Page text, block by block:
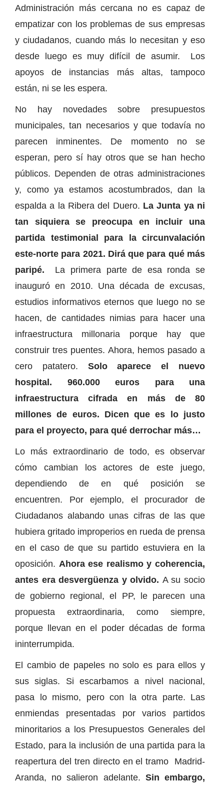
Administración más cercana no es capaz de
empatizar con los problemas de sus empresas
y ciudadanos, cuando más lo necesitan y eso
desde luego es muy difícil de asumir. Los
apoyos de instancias más altas, tampoco
están, ni se les espera.
No hay novedades sobre presupuestos
municipales, tan necesarios y que todavía no
parecen inminentes. De momento no se
esperan, pero sí hay otros que se han hecho
públicos. Dependen de otras administraciones
y, como ya estamos acostumbrados, dan la
espalda a la Ribera del Duero. La Junta ya ni
tan siquiera se preocupa en incluir una
partida testimonial para la circunvalación
este-norte para 2021. Dirá que para qué más
paripé.
La primera parte de esa ronda se
inauguró en 2010. Una década de excusas,
estudios informativos eternos que luego no se
hacen, de cantidades nimias para hacer una
infraestructura millonaria porque hay que
construir tres puentes. Ahora, hemos pasado a
cero patatero. Solo aparece el nuevo
hospital. 960.000 euros para una
infraestructura cifrada en más de 80
millones de euros. Dicen que es lo justo
para el proyecto, para qué derrochar más…
Lo más extraordinario de todo, es observar
cómo cambian los actores de este juego,
dependiendo de en qué posición se
encuentren. Por ejemplo, el procurador de
Ciudadanos alabando unas cifras de las que
hubiera gritado improperios en rueda de prensa
en el caso de que su partido estuviera en la
oposición. Ahora ese realismo y coherencia,
antes era desvergüenza y olvido. A su socio
de gobierno regional, el PP, le parecen una
propuesta extraordinaria, como siempre,
porque llevan en el poder décadas de forma
ininterrumpida.
El cambio de papeles no solo es para ellos y
sus siglas. Si escarbamos a nivel nacional,
pasa lo mismo, pero con la otra parte. Las
enmiendas presentadas por varios partidos
minoritarios a los Presupuestos Generales del
Estado, para la inclusión de una partida para la
reapertura del tren directo en el tramo Madrid-
Aranda, no salieron adelante. Sin embargo,